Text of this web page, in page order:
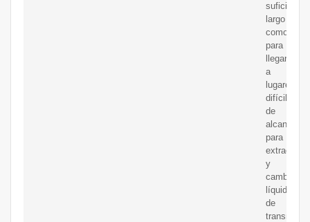
largo
como
para
llegar
a
lugares
difíciles
de
alcanzar
para
extraer
y
cambiar
líquido
de